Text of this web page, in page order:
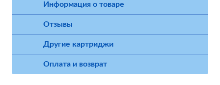
Информация о товаре
Отзывы
Другие картриджи
Оплата и возврат